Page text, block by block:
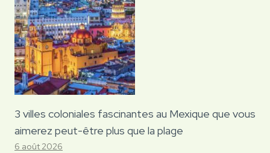
3 villes coloniales fascinantes au Mexique que vous
aimerez peut-être plus que la plage
6 août 2026